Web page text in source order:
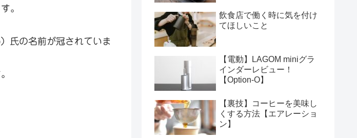
。
氏の名前が冠されていま
飲食店で働く時に気を付け
てほしいこと
【電動】LAGOM miniグラ
インダーレビュー！
【Option-O】
【裏技】コーヒーを美味し
くする方法【エアレーショ
ン】